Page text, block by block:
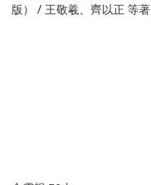
版） / 王敬羲、齊以正 等著